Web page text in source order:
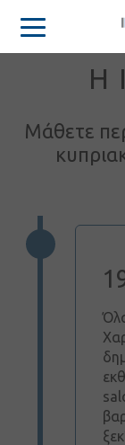
Η
Μάθετε